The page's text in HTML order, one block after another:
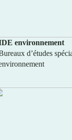
environnement
d’études